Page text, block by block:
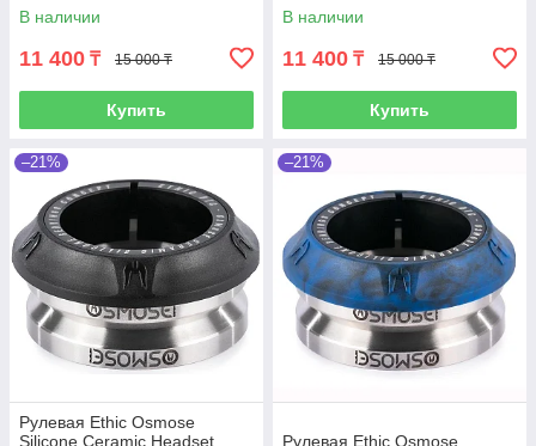
В наличии
11 400 ₸ 15 000 ₸
Купить
В наличии
11 400 ₸ 15 000 ₸
Купить
–21%
Рулевая Ethic Osmose
Silicone Ceramic Headset
–21%
Рулевая Ethic Osmose